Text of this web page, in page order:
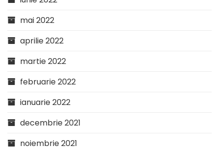
mai 2022
aprilie 2022
martie 2022
februarie 2022
ianuarie 2022
decembrie 2021
noiembrie 2021